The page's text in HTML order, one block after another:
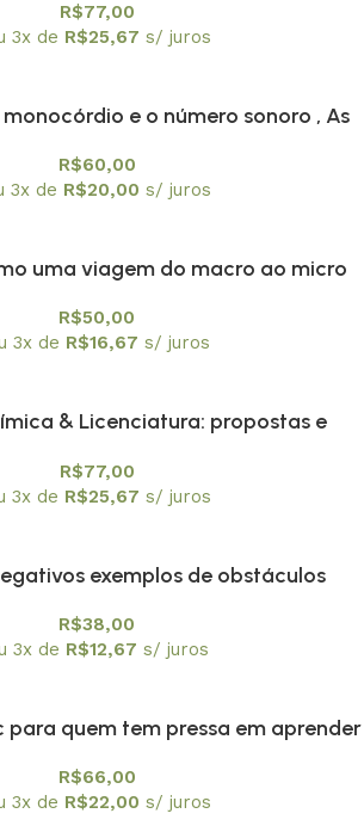
Escola
R$77,00
3x de R$25,67 s/ juros
e o número sonoro , As
R$60,00
3x de R$20,00 s/ juros
uma viagem do macro ao micro
R$50,00
3x de R$16,67 s/ juros
& Licenciatura: propostas e
R$77,00
3x de R$25,67 s/ juros
exemplos de obstáculos
R$38,00
3x de R$12,67 s/ juros
para quem tem pressa em aprender
R$66,00
3x de R$22,00 s/ juros